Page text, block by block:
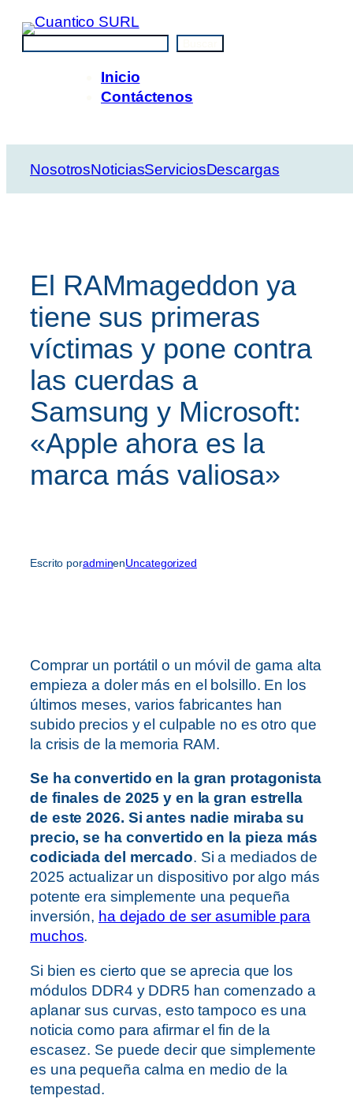
Saltar
contenido
Inicio
Contáctenos
NosotrosNoticiasServiciosDescargas
El RAMmageddon ya
tiene sus primeras
víctimas y pone contra
las cuerdas a
Samsung y Microsoft:
«Apple ahora es la
marca más valiosa»
Escrito poradminenUncategorized
Comprar un portátil o un móvil de gama alta
empieza a doler más en el bolsillo. En los
últimos meses, varios fabricantes han
subido precios y el culpable no es otro que
la crisis de la memoria RAM.
Se ha convertido en la gran protagonista
de finales de 2025 y en la gran estrella
de este 2026. Si antes nadie miraba su
precio, se ha convertido en la pieza más
codiciada del mercado. Si a mediados de
2025 actualizar un dispositivo por algo más
potente era simplemente una pequeña
inversión, ha dejado de ser asumible para
muchos.
Si bien es cierto que se aprecia que los
módulos DDR4 y DDR5 han comenzado a
aplanar sus curvas, esto tampoco es una
noticia como para afirmar el fin de la
escasez. Se puede decir que simplemente
es una pequeña calma en medio de la
tempestad.